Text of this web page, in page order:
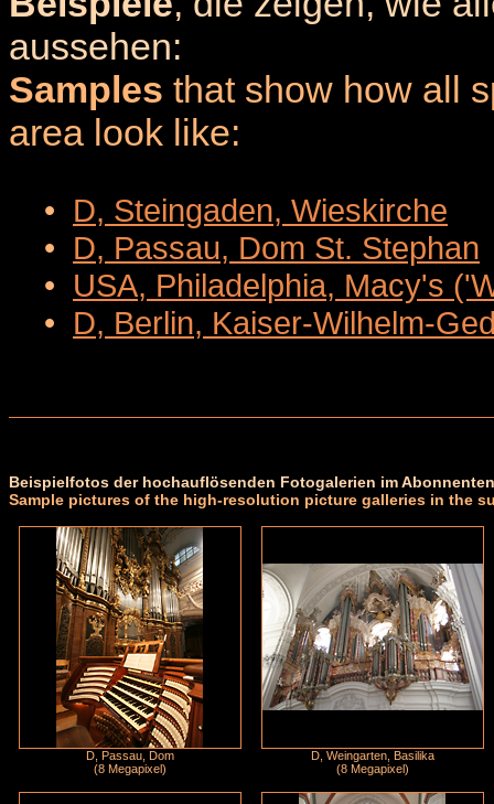
aussehen:
Samples that show how all
area look like:
• D, Steingaden, Wieskirche
• D, Passau, Dom St. Stephan
• USA, Philadelphia, Macy's
• D, Berlin, Kaiser-Wilhelm-
Beispielfotos der hochauflösenden Fotogalerien im
Sample pictures of the high-resolution picture galleries in the
D, Passau, Dom
(8 Megapixel)
D, Weingarten, Basilika
(8 Megapixel)